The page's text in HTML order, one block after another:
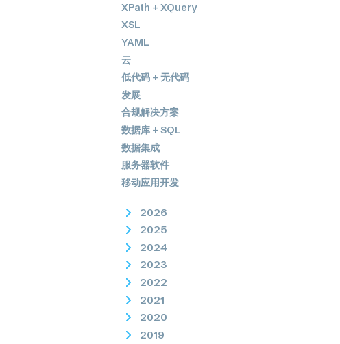
XPath + XQuery
XSL
YAML
云
低代码 + 无代码
发展
合规解决方案
数据库 + SQL
数据集成
服务器软件
移动应用开发
2026
2025
2024
2023
2022
2021
2020
2019